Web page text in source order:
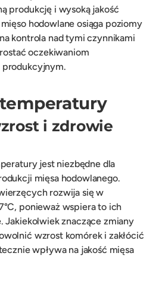
produkcję i wysoką jakość
hodowlane osiąga poziomy
kontrola nad tymi czynnikami
oczekiwaniom
produkcyjnym.
i zdrowie
jest niezbędne dla
mięsa hodowlanego.
rozwija się w
ponieważ wspiera to ich
Jakiekolwiek znaczące zmiany
wzrost komórek i zakłócić
wpływa na jakość mięsa